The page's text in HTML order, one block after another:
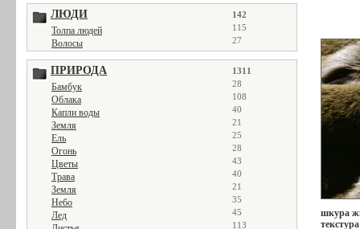
ЛЮДИ 142
Толпа людей 115
Волосы 27
ПРИРОДА 1311
Бамбук 28
Облака 108
Капли воды 40
Земля 21
Ель 25
Огонь 28
Цветы 43
Трава 40
Земля 21
Небо 35
Лед 45
113
шкура
текстура